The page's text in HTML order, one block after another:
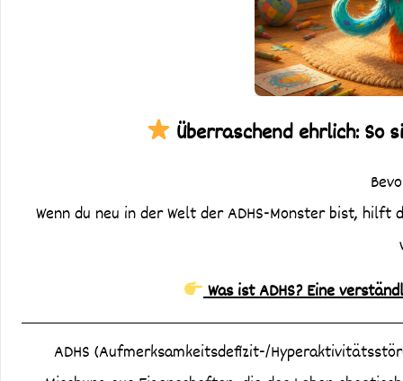
Überraschend ehrlich: So
Wenn du neu in der Welt der ADHS-Monster bist,
Was ist ADHS? Eine
ADHS (Aufmerksamkeitsdefizit-/